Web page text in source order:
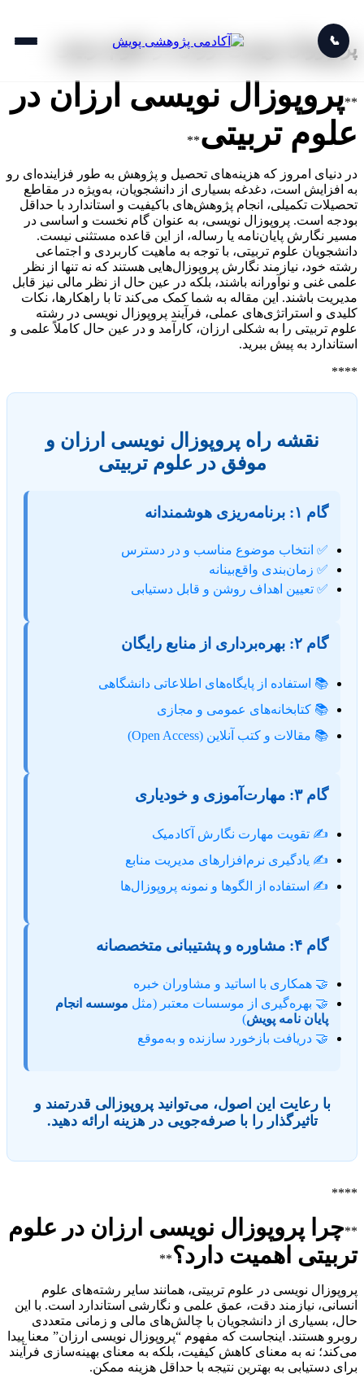
📞
پروپوزال نویسی ارزان در علوم تربیتی
**پروپوزال نویسی ارزان در
علوم تربیتی**
در دنیای امروز که هزینه‌های تحصیل و پژوهش به طور فزاینده‌ای رو
به افزایش است، دغدغه بسیاری از دانشجویان، به‌ویژه در مقاطع
تحصیلات تکمیلی، انجام پژوهش‌های باکیفیت و استاندارد با حداقل
بودجه است. پروپوزال نویسی، به عنوان گام نخست و اساسی در
مسیر نگارش پایان‌نامه یا رساله، از این قاعده مستثنی نیست.
دانشجویان علوم تربیتی، با توجه به ماهیت کاربردی و اجتماعی
رشته خود، نیازمند نگارش پروپوزال‌هایی هستند که نه تنها از نظر
علمی غنی و نوآورانه باشند، بلکه در عین حال از نظر مالی نیز قابل
مدیریت باشند. این مقاله به شما کمک می‌کند تا با راهکارها، نکات
کلیدی و استراتژی‌های عملی، فرآیند پروپوزال نویسی در رشته
علوم تربیتی را به شکلی ارزان، کارآمد و در عین حال کاملاً علمی و
استاندارد به پیش ببرید.
****
نقشه راه پروپوزال نویسی ارزان و
موفق در علوم تربیتی
گام ۱: برنامه‌ریزی هوشمندانه
✅ انتخاب موضوع مناسب و در دسترس
✅ زمان‌بندی واقع‌بینانه
✅ تعیین اهداف روشن و قابل دستیابی
گام ۲: بهره‌برداری از منابع رایگان
📚 استفاده از پایگاه‌های اطلاعاتی دانشگاهی
📚 کتابخانه‌های عمومی و مجازی
📚 مقالات و کتب آنلاین (Open Access)
گام ۳: مهارت‌آموزی و خودیاری
✍️ تقویت مهارت نگارش آکادمیک
✍️ یادگیری نرم‌افزارهای مدیریت منابع
✍️ استفاده از الگوها و نمونه پروپوزال‌ها
گام ۴: مشاوره و پشتیبانی متخصصانه
🤝 همکاری با اساتید و مشاوران خبره
🤝 بهره‌گیری از موسسات معتبر (مثل موسسه انجام
پایان نامه پویش)
🤝 دریافت بازخورد سازنده و به‌موقع
با رعایت این اصول، می‌توانید پروپوزالی قدرتمند و
تاثیرگذار را با صرفه‌جویی در هزینه ارائه دهید.
****
**چرا پروپوزال نویسی ارزان در علوم
تربیتی اهمیت دارد؟**
پروپوزال نویسی در علوم تربیتی، همانند سایر رشته‌های علوم
انسانی، نیازمند دقت، عمق علمی و نگارشی استاندارد است. با این
حال، بسیاری از دانشجویان با چالش‌های مالی و زمانی متعددی
روبرو هستند. اینجاست که مفهوم “پروپوزال نویسی ارزان” معنا پیدا
می‌کند؛ نه به معنای کاهش کیفیت، بلکه به معنای بهینه‌سازی فرآیند
برای دستیابی به بهترین نتیجه با حداقل هزینه ممکن.